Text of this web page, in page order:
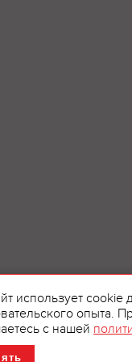
использует
опыта.
с нашей